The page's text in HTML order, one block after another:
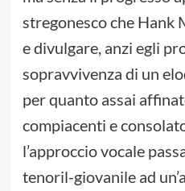
stregonesco che Hank
e divulgare, anzi egli
sopravvivenza di un
per quanto assai
compiacenti e
l’approccio vocale
tenoril-giovanile ad